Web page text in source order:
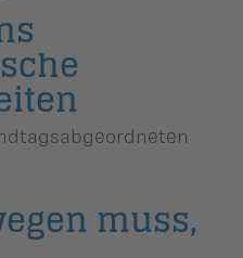
muss,